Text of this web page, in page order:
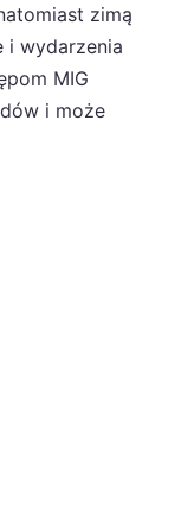
zimą
i wydarzenia
MIG
i może